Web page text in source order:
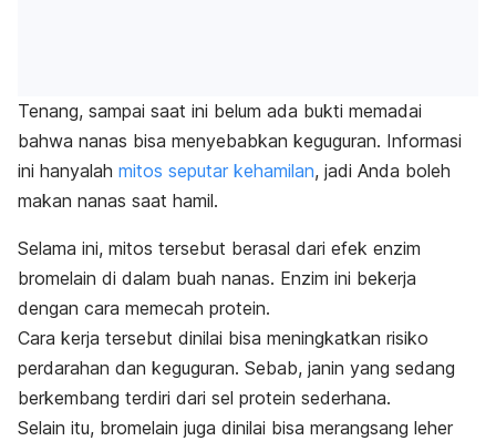
Tenang, sampai saat ini belum ada bukti memadai
bahwa nanas bisa menyebabkan keguguran. Informasi
ini hanyalah mitos seputar kehamilan, jadi Anda boleh
makan nanas saat hamil.
Selama ini, mitos tersebut berasal dari efek enzim
bromelain di dalam buah nanas. Enzim ini bekerja
dengan cara memecah protein.
Cara kerja tersebut dinilai bisa meningkatkan risiko
perdarahan dan keguguran. Sebab, janin yang sedang
berkembang terdiri dari sel protein sederhana.
Selain itu, bromelain juga dinilai bisa merangsang leher